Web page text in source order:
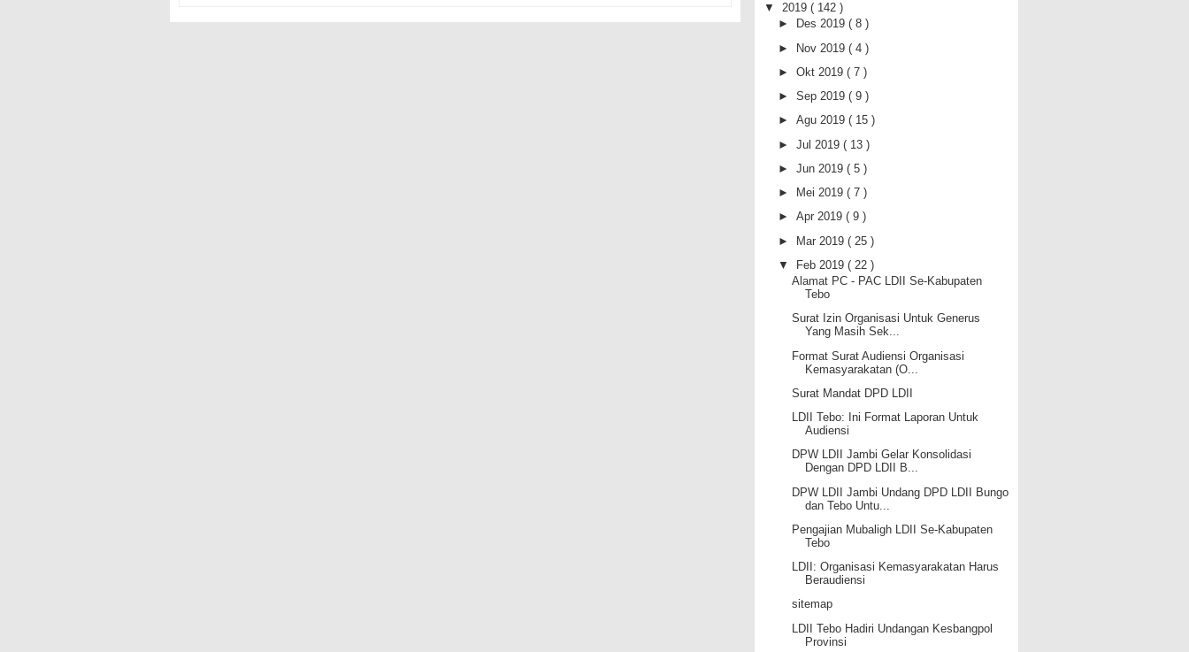
▼ 2019 ( 142 )
►
Des 2019 ( 8 )
► Nov 2019 ( 4 )
► Okt 2019 ( 7 )
► Sep 2019 ( 9 )
► Agu 2019 ( 15 )
► Jul 2019 ( 13 )
► Jun 2019 ( 5 )
►
Mei 2019 ( 7 )
► Apr 2019 ( 9 )
► Mar 2019 ( 25 )
▼
Feb 2019 ( 22 )
Alamat PC - PAC LDII Se-Kabupaten
Tebo
Surat Izin Organisasi Untuk Generus
Yang Masih Sek...
Format Surat Audiensi Organisasi
Kemasyarakatan (O...
Surat Mandat DPD LDII
LDII Tebo: Ini Format Laporan Untuk
Audiensi
DPW LDII Jambi Gelar Konsolidasi
Dengan DPD LDII B...
DPW LDII Jambi Undang DPD LDII Bungo
dan Tebo Untu...
Pengajian Mubaligh LDII Se-Kabupaten
Tebo
LDII: Organisasi Kemasyarakatan Harus
Beraudiensi
sitemap
LDII Tebo Hadiri Undangan Kesbangpol
Provinsi